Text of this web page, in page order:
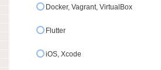
Docker, Vagrant, VirtualBox
Flutter
iOS, Xcode